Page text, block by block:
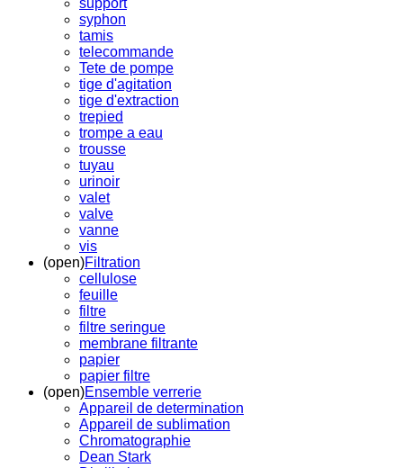
syphon
tamis
telecommande
Tete de pompe
tige d'agitation
tige d'extraction
trepied
trompe a eau
trousse
tuyau
urinoir
valet
valve
vanne
vis
(open)Filtration
cellulose
feuille
filtre
filtre seringue
membrane filtrante
papier
papier filtre
(open)Ensemble verrerie
Appareil de determination
Appareil de sublimation
Chromatographie
Dean Stark